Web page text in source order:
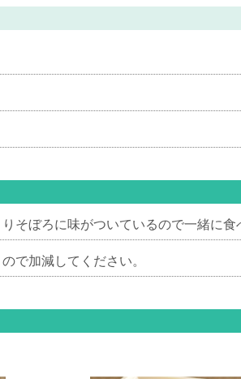
そぼろに味がついているので一緒に食
で加減してください。